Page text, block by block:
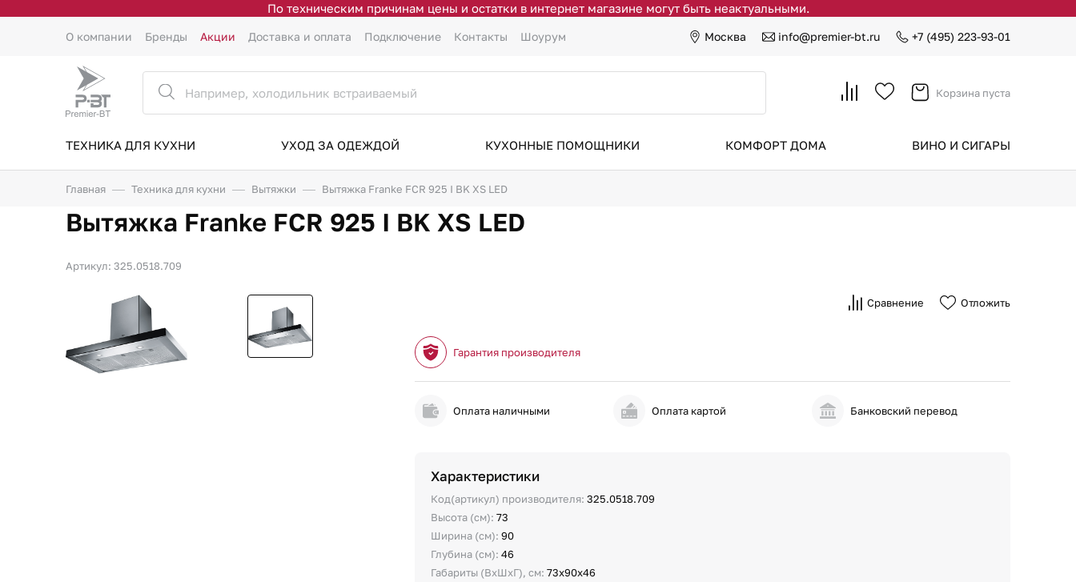
По техническим причинам цены и остатки в интернет магазине могут быть неактуальными.
О компании Бренды Акции Доставка и оплата Подключение Контакты Шоурум Москва info@premier-bt.ru +7 (495) 223-93-01
Корзина пуста
ТЕХНИКА ДЛЯ КУХНИ УХОД ЗА ОДЕЖДОЙ КУХОННЫЕ ПОМОЩНИКИ КОМФОРТ ДОМА ВИНО И СИГАРЫ
Главная Техника для кухни Вытяжки Вытяжка Franke FCR 925 I BK XS LED
Вытяжка Franke FCR 925 I BK XS LED
Артикул: 325.0518.709
Сравнение Отложить
Гарантия производителя
Оплата наличными Оплата картой Банковский перевод
Характеристики
Код(артикул) производителя: 325.0518.709
Высота (см): 73
Ширина (см): 90
Глубина (см): 46
Габариты (ВхШхГ), см: 73х90х46